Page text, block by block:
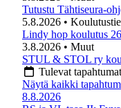
Tutustu Tähtiseura-
5.8.2026 •
Lindy hop koulutus
3.8.2026 • Muut
STUL & STOL ry
Tulevat tapahtumat
Näytä kaikki
8.8.2026